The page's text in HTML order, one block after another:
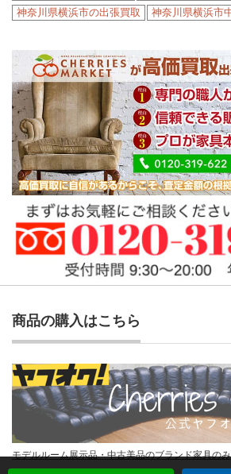
神奈川県横浜市の出張買取
神奈川県横浜市
商品の購入はこちら
モデルルーム展示品・中古美品のブランド家具の